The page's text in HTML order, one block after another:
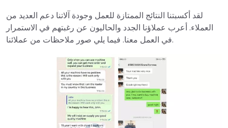
لقد أكسبتنا النتائج الممتازة للعمل وجودة آلاتنا دعم العديد من
العملاء. أعرب عملاؤنا الجدد والحاليون عن رغبتهم في الاستمرار
في العمل معنا. فيما يلي صور ملاحظات من عملائنا.